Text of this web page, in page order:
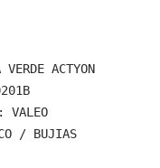
ACTYON
VALEO
/ BUJIAS